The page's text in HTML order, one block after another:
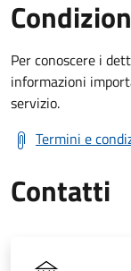
Per conoscere i
informazioni
servizio.
Termini e
Contatti